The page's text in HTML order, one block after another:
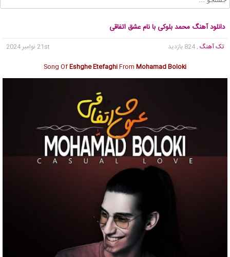
دانلود آهنگ محمد بلوکی با نام عشق اتفاقی
تک آهنگ , 824 بازدید
21st نوامبر 2024
Song OfEshghe EtefaghiFrom Mohamad Boloki